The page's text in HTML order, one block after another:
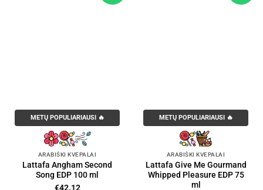
METŲ POPULIARIAUSI 🔥
ARABIŠKI KVEPALAI
Lattafa Angham Second
Song EDP 100 ml
€42.12
METŲ POPULIARIAUSI 🔥
ARABIŠKI KVEPALAI
Lattafa Give Me Gourmand
Whipped Pleasure EDP 75
ml